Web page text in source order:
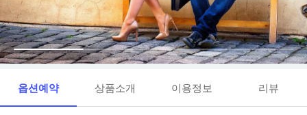
옵션예약 상품소개 이용정보 리뷰